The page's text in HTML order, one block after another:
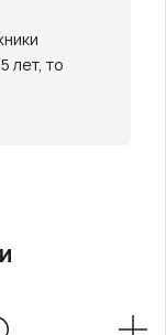
лет, то